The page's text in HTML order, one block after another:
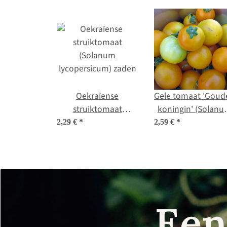
Oekraïense
struiktomaat
(Solanum
2,29 € *
Gele tomaat
koningin'
lycopersicum) bio
2,59 € *